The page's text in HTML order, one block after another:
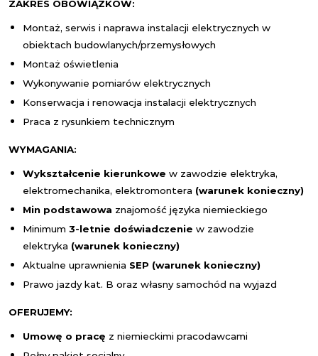
ZAKRES OBOWIĄZKÓW:
Montaż, serwis i naprawa instalacji elektrycznych w
obiektach budowlanych/przemysłowych
Montaż oświetlenia
Wykonywanie pomiarów elektrycznych
Konserwacja i renowacja instalacji elektrycznych
Praca z rysunkiem technicznym
WYMAGANIA:
Wykształcenie kierunkowe w zawodzie elektryka,
elektromechanika, elektromontera (warunek konieczny)
Min podstawowa znajomość języka niemieckiego
Minimum 3-letnie doświadczenie w zawodzie
elektryka (warunek konieczny)
Aktualne uprawnienia SEP (warunek konieczny)
Prawo jazdy kat. B oraz własny samochód na wyjazd
OFERUJEMY:
Umowę o pracę z niemieckimi pracodawcami